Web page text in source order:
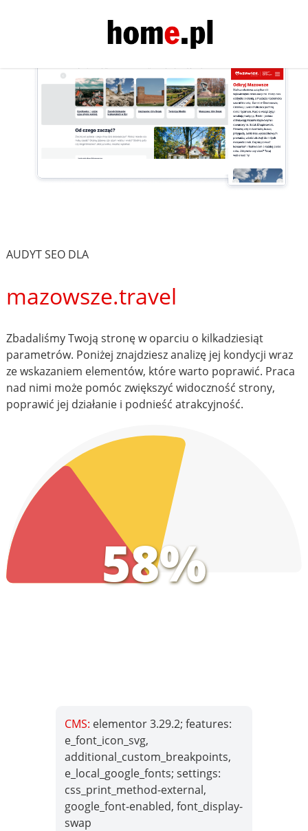
AUDYT SEO DLA
mazowsze.travel
Zbadaliśmy Twoją stronę w oparciu o kilkadziesiąt
parametrów. Poniżej znajdziesz analizę jej kondycji wraz
ze wskazaniem elementów, które warto poprawić. Praca
nad nimi może pomóc zwiększyć widoczność strony,
poprawić jej działanie i podnieść atrakcyjność.
58%
CMS: elementor 3.29.2; features:
e_font_icon_svg,
additional_custom_breakpoints,
e_local_google_fonts; settings:
css_print_method-external,
google_font-enabled, font_display-
swap